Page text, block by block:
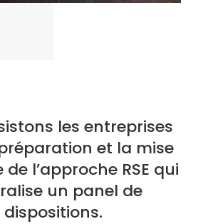
les entreprises
et la mise
l’approche RSE qui
un panel de
dispositions.